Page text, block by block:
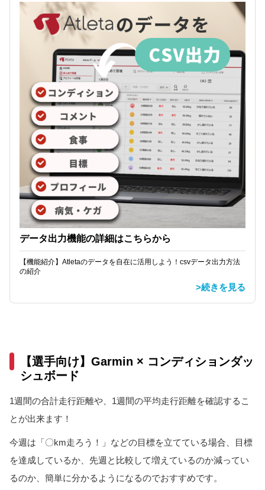
データ出力機能の詳細はこちらから
【機能紹介】Atletaのデータを自在に活用しよう！csvデータ出力方法
の紹介
>続きを見る
【選手向け】Garmin × コンディションダッ
シュボード
1週間の合計走行距離や、1週間の平均走行距離を確認するこ
とが出来ます！
今週は「〇km走ろう！」などの目標を立てている場合、目標
を達成しているか、先週と比較して増えているのか減ってい
るのか、簡単に分かるようになるのでおすすめです。